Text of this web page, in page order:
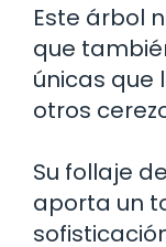
Este árbol
que
únicas que
otros
Su follaje
aporta un